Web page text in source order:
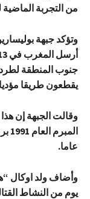
من التجربة
وتؤكد جبهة
جنوب المنطقة
يقطعون طريقا مؤديا
وقالت الجبهة إن
عاما.
يوم من النشاط